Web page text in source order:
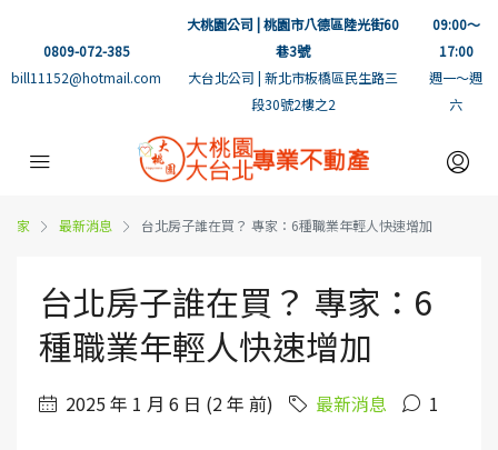
0809-072-385
bill11152@hotmail.com
大桃園公司 | 桃園市八德區陸光街60
巷3號
大台北公司 | 新北市板橋區民生路三
段30號2樓之2
09:00～
17:00
週一～週
六
家 最新消息 台北房子誰在買？ 專家：6種職業年輕人快速增加
台北房子誰在買？ 專家：6
種職業年輕人快速增加
2025 年 1 月 6 日 (2 年 前) 最新消息 1